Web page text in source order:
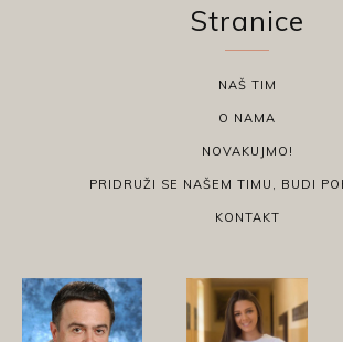
Stranice
NAŠ TIM
O NAMA
NOVAKUJMO!
PRIDRUŽI SE NAŠEM TIMU, BUDI
KONTAKT